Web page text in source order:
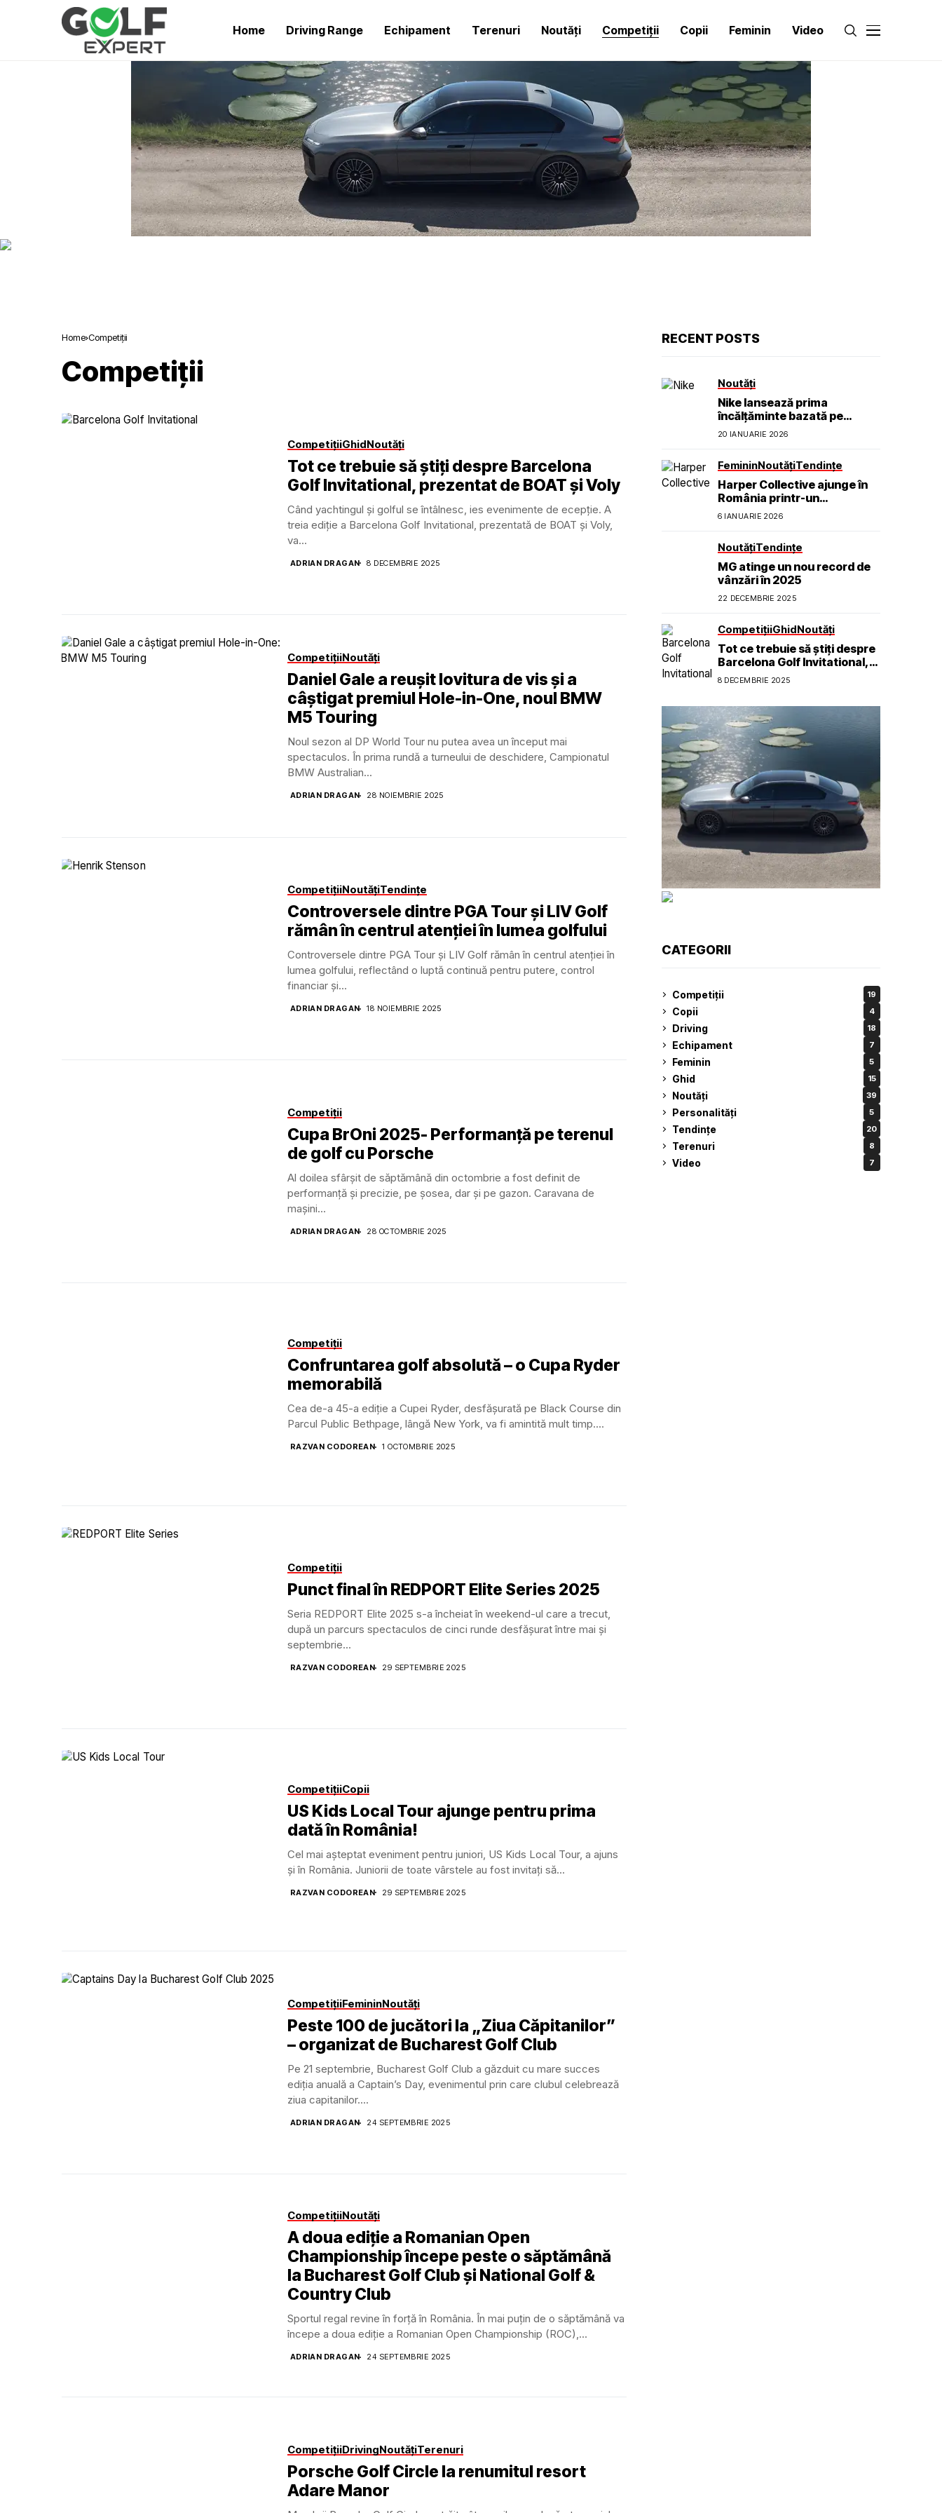
Home Driving Range Echipament Terenuri Noutăți Competiții Copii Feminin Video
Home Competiții
Competiții
CompetițiiGhidNoutăți
Tot ce trebuie să știți despre Barcelona
Golf Invitational, prezentat de BOAT și Voly
Când yachtingul și golful se întâlnesc, ies evenimente de ecepție. A
treia ediție a Barcelona Golf Invitational, prezentată de BOAT și Voly,
va...
ADRIAN DRAGAN 8 DECEMBRIE 2025
CompetițiiNoutăți
Daniel Gale a reușit lovitura de vis și a
câștigat premiul Hole-in-One, noul BMW
M5 Touring
Noul sezon al DP World Tour nu putea avea un început mai
spectaculos. În prima rundă a turneului de deschidere, Campionatul
BMW Australian...
ADRIAN DRAGAN 28 NOIEMBRIE 2025
CompetițiiNoutățiTendințe
Controversele dintre PGA Tour și LIV Golf
rămân în centrul atenției în lumea golfului
Controversele dintre PGA Tour și LIV Golf rămân în centrul atenției în
lumea golfului, reflectând o luptă continuă pentru putere, control
financiar și...
ADRIAN DRAGAN 18 NOIEMBRIE 2025
Competiții
Cupa BrOni 2025- Performanță pe terenul
de golf cu Porsche
Al doilea sfârșit de săptămână din octombrie a fost definit de
performanță și precizie, pe șosea, dar și pe gazon. Caravana de
mașini...
ADRIAN DRAGAN 28 OCTOMBRIE 2025
Competiții
Confruntarea golf absolută – o Cupa Ryder
memorabilă
Cea de-a 45-a ediţie a Cupei Ryder, desfăşurată pe Black Course din
Parcul Public Bethpage, lângă New York, va fi amintită mult timp....
RAZVAN CODOREAN 1 OCTOMBRIE 2025
Competiții
Punct final în REDPORT Elite Series 2025
Seria REDPORT Elite 2025 s-a încheiat în weekend-ul care a trecut,
după un parcurs spectaculos de cinci runde desfășurat între mai și
septembrie...
RAZVAN CODOREAN 29 SEPTEMBRIE 2025
CompetițiiCopii
US Kids Local Tour ajunge pentru prima
dată în România!
Cel mai așteptat eveniment pentru juniori, US Kids Local Tour, a ajuns
și în România. Juniorii de toate vârstele au fost invitați să...
RAZVAN CODOREAN 29 SEPTEMBRIE 2025
CompetițiiFemininNoutăți
Peste 100 de jucători la „Ziua Căpitanilor”
– organizat de Bucharest Golf Club
Pe 21 septembrie, Bucharest Golf Club a găzduit cu mare succes
ediția anuală a Captain’s Day, evenimentul prin care clubul celebrează
ziua capitanilor....
ADRIAN DRAGAN 24 SEPTEMBRIE 2025
CompetițiiNoutăți
A doua ediție a Romanian Open
Championship începe peste o săptămână
la Bucharest Golf Club și National Golf &
Country Club
Sportul regal revine în forță în România. În mai puțin de o săptămână va
începe a doua ediție a Romanian Open Championship (ROC),...
ADRIAN DRAGAN 24 SEPTEMBRIE 2025
CompetițiiDrivingNoutățiTerenuri
Porsche Golf Circle la renumitul resort
Adare Manor
RECENT POSTS
Noutăți
Nike lansează prima
încălțăminte bazată pe
neuroștiință pentru a ajuta
20 IANUARIE 2026
FemininNoutățiTendințe
Harper Collective ajunge în
România printr-un
parteneriat exclusiv cu TOFF
6 IANUARIE 2026
NoutățiTendințe
MG atinge un nou record de
vânzări în 2025
22 DECEMBRIE 2025
CompetițiiGhidNoutăți
Tot ce trebuie să știți despre
Barcelona Golf Invitational,
prezentat de BOAT și Voly
8 DECEMBRIE 2025
CATEGORII
Competiții 19
Copii 4
Driving 18
Echipament 7
Feminin 5
Ghid 15
Noutăți 39
Personalități 5
Tendințe 20
Terenuri 8
Video 7